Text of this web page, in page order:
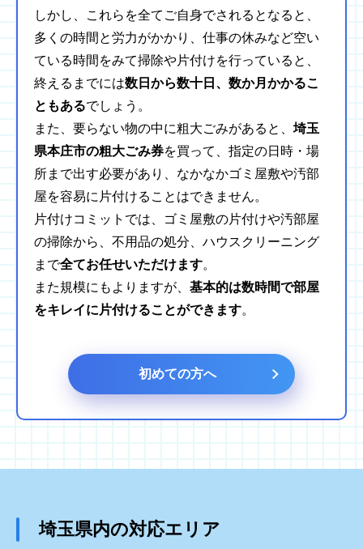
しかし、これらを全てご自身でされるとなると、
多くの時間と労力がかかり、仕事の休みなど空い
ている時間をみて掃除や片付けを行っていると、
終えるまでには数日から数十日、数か月かかるこ
ともあるでしょう。
また、要らない物の中に粗大ごみがあると、 埼玉
県本庄市の粗大ごみ券を買って、指定の日時・場
所まで出す必要があり、なかなかゴミ屋敷や汚部
屋を容易に片付けることはできません。
片付けコミットでは、ゴミ屋敷の片付けや汚部屋
の掃除から、不用品の処分、ハウスクリーニング
まで全てお任せいただけます。
また規模にもよりますが、 基本的は数時間で部屋
をキレイに片付けることができます。
初めての方へ
埼玉県内の対応エリア